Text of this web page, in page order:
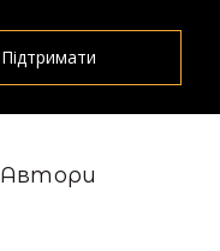
Підтримати
Автори